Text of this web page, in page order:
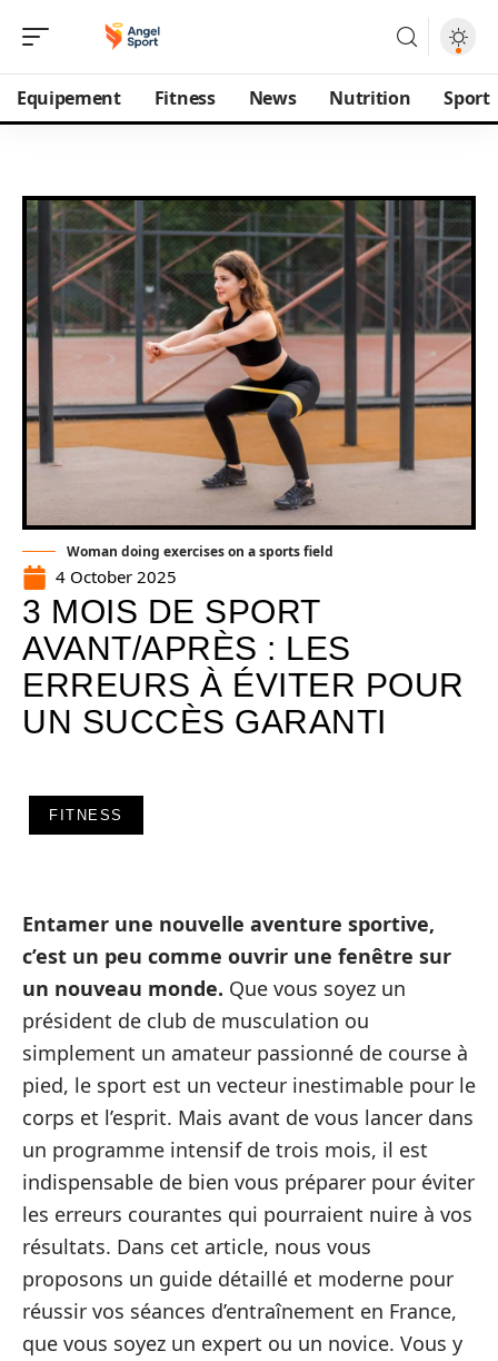
Equipement Fitness News Nutrition Sport
Woman doing exercises on a sports field
4 October 2025
3 MOIS DE SPORT
AVANT/APRÈS : LES
ERREURS À ÉVITER POUR
UN SUCCÈS GARANTI
FITNESS
Entamer une nouvelle aventure sportive,
c’est un peu comme ouvrir une fenêtre sur
un nouveau monde. Que vous soyez un
président de club de musculation ou
simplement un amateur passionné de course à
pied, le sport est un vecteur inestimable pour le
corps et l’esprit. Mais avant de vous lancer dans
un programme intensif de trois mois, il est
indispensable de bien vous préparer pour éviter
les erreurs courantes qui pourraient nuire à vos
résultats. Dans cet article, nous vous
proposons un guide détaillé et moderne pour
réussir vos séances d’entraînement en France,
que vous soyez un expert ou un novice. Vous y